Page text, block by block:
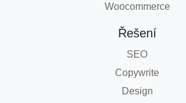
Woocommerce
Řešení
SEO
Copywrite
Design